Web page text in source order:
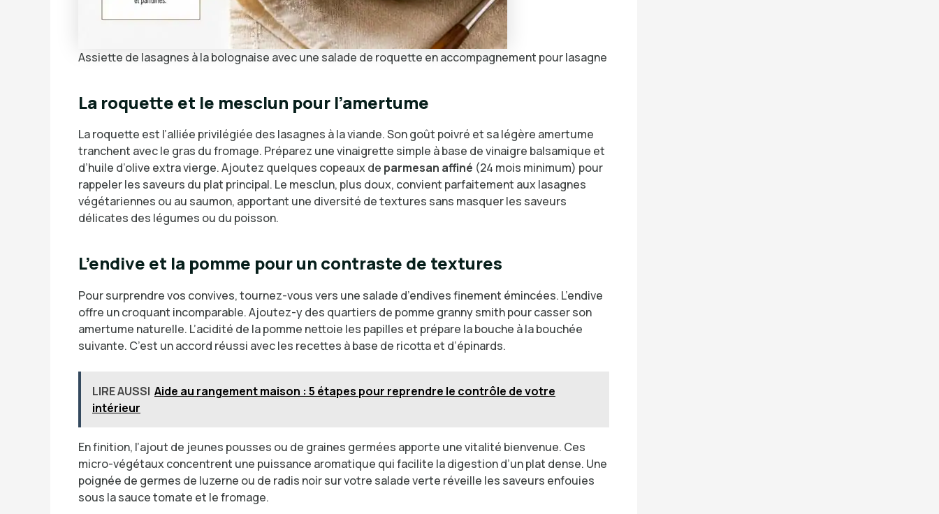
Assiette de lasagnes à la bolognaise avec une salade de roquette en accompagnement pour lasagne
La roquette et le mesclun pour l’amertume
La roquette est l’alliée privilégiée des lasagnes à la viande. Son goût poivré et sa légère amertume
tranchent avec le gras du fromage. Préparez une vinaigrette simple à base de vinaigre balsamique et
d’huile d’olive extra vierge. Ajoutez quelques copeaux de parmesan affiné (24 mois minimum) pour
rappeler les saveurs du plat principal. Le mesclun, plus doux, convient parfaitement aux lasagnes
végétariennes ou au saumon, apportant une diversité de textures sans masquer les saveurs
délicates des légumes ou du poisson.
L’endive et la pomme pour un contraste de textures
Pour surprendre vos convives, tournez-vous vers une salade d’endives finement émincées. L’endive
offre un croquant incomparable. Ajoutez-y des quartiers de pomme granny smith pour casser son
amertume naturelle. L’acidité de la pomme nettoie les papilles et prépare la bouche à la bouchée
suivante. C’est un accord réussi avec les recettes à base de ricotta et d’épinards.
LIRE AUSSI Aide au rangement maison : 5 étapes pour reprendre le contrôle de votre
intérieur
En finition, l’ajout de jeunes pousses ou de graines germées apporte une vitalité bienvenue. Ces
micro-végétaux concentrent une puissance aromatique qui facilite la digestion d’un plat dense. Une
poignée de germes de luzerne ou de radis noir sur votre salade verte réveille les saveurs enfouies
sous la sauce tomate et le fromage.